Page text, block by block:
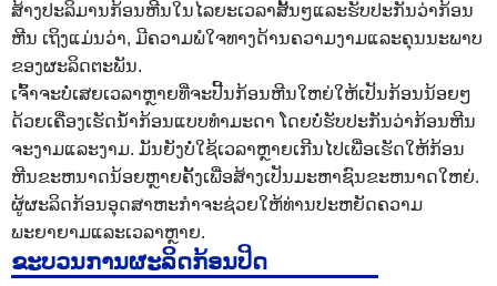
ສ້າງປະລິມານກ້ອນຫີນໃນໄລຍະເວລາສັ້ນໆແລະຮັບປະກັນວ່າກ້ອນ
ຫີນ ເຖິງແມ່ນວ່າ, ມີຄວາມພໍໃຈທາງດ້ານຄວາມງາມແລະຄຸນນະພາບ
ຂອງຜະລິດຕະພັນ.
ເຈົ້າຈະບໍ່ເສຍເວລາຫຼາຍທີ່ຈະປີ້ນກ້ອນຫີນໃຫຍ່ໃຫ້ເປັນກ້ອນນ້ອຍໆ
ດ້ວຍເຄື່ອງເຮັດນ້ຳກ້ອນແບບທຳມະດາ ໂດຍບໍ່ຮັບປະກັນວ່າກ້ອນຫີນ
ຈະງາມແລະງາມ. ມັນຍັງບໍ່ໃຊ້ເວລາຫຼາຍເກີນໄປເພື່ອເຮັດໃຫ້ກ້ອນ
ຫີນຂະຫນາດນ້ອຍຫຼາຍຄັ້ງເພື່ອສ້າງເປັນມະຫາຊົນຂະຫນາດໃຫຍ່.
ຜູ້ຜະລິດກ້ອນອຸດສາຫະກໍາຈະຊ່ວຍໃຫ້ທ່ານປະຫຍັດຄວາມ
ພະຍາຍາມແລະເວລາຫຼາຍ.
ຂະບວນການຜະລິດກ້ອນປິດ